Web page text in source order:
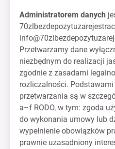
Administratorem danych
Przetwarzamy dane
niezbędnym do realizacji
zgodnie z zasadami
rozliczalności.
przetwarzania są w
a–f RODO, w tym: zgoda
do wykonania umowy lub
wypełnienie obowiązków
prawnie uzasadniony